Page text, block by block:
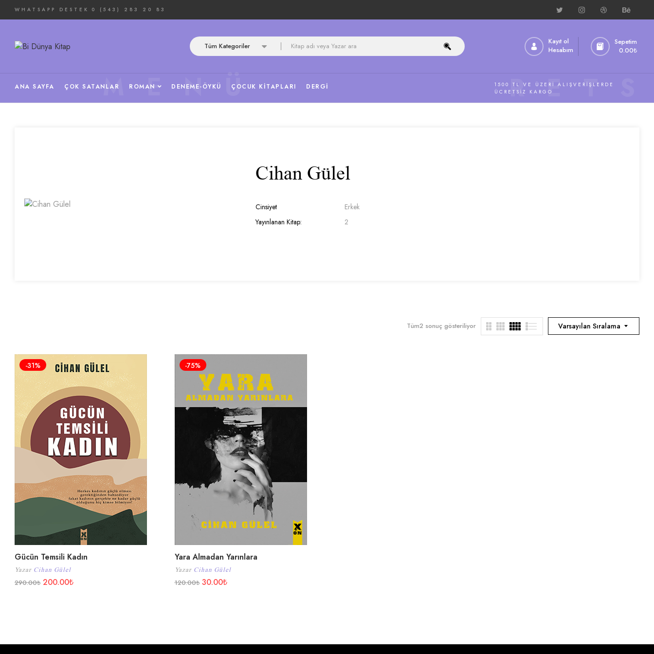
WHATSAPP DESTEK 0 (543) 283 20 83
Tüm Kategoriler
Kayıt ol
Hesabım
Sepetim
0.00₺
ANA SAYFA ÇOK SATANLAR ROMAN DENEME-ÖYKÜ ÇOCUK KITAPLARI DERGI
MENÜ
1500 TL VE ÜZERI ALIŞVERIŞLERDE
ÜCRETSIZ KARGO
Cihan Gülel
Cinsiyet
Erkek
Yayınlanan Kitap:
2
Varsayılan Sıralama
Tüm2 sonuç gösteriliyor
-31%
Gücün Temsili Kadın
Yazar Cihan Gülel
290.00₺ 200.00₺
-75%
Yara Almadan Yarınlara
Yazar Cihan Gülel
120.00₺ 30.00₺